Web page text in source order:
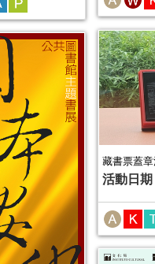
藏書票蓋
活動日期